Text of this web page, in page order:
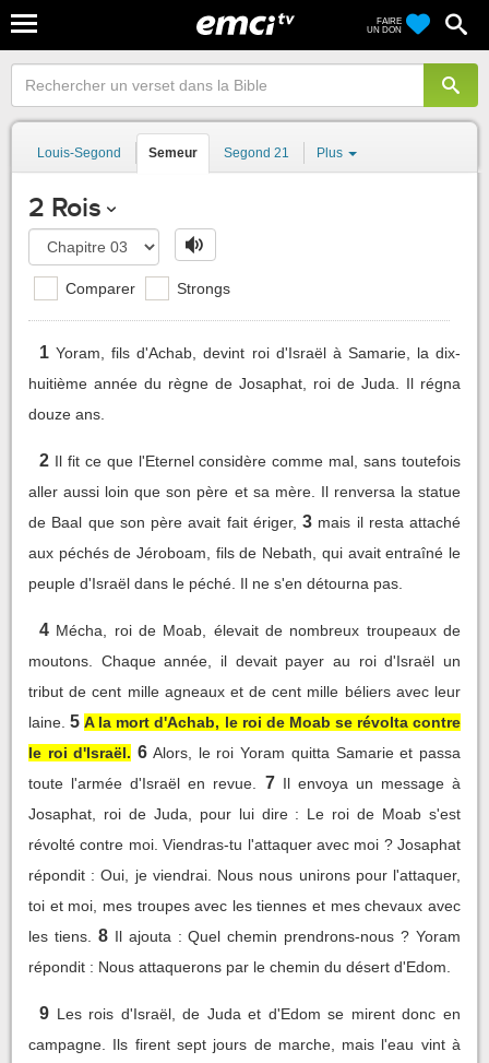
FAIRE
UN DON
Louis-Segond Semeur Segond 21 Plus
2 Rois
Comparer Strongs
1 Yoram, fils d'Achab, devint roi d'Israël à Samarie, la dix-
huitième année du règne de Josaphat, roi de Juda. Il régna
douze ans.
2 Il fit ce que l'Eternel considère comme mal, sans toutefois
aller aussi loin que son père et sa mère. Il renversa la statue
de Baal que son père avait fait ériger, 3 mais il resta attaché
aux péchés de Jéroboam, fils de Nebath, qui avait entraîné le
peuple d'Israël dans le péché. Il ne s'en détourna pas.
4 Mécha, roi de Moab, élevait de nombreux troupeaux de
moutons. Chaque année, il devait payer au roi d'Israël un
tribut de cent mille agneaux et de cent mille béliers avec leur
laine. 5 A la mort d'Achab, le roi de Moab se révolta contre
le roi d'Israël. 6 Alors, le roi Yoram quitta Samarie et passa
toute l'armée d'Israël en revue.
7 Il envoya un message à
Josaphat, roi de Juda, pour lui dire : Le roi de Moab s'est
révolté contre moi. Viendras-tu l'attaquer avec moi ? Josaphat
répondit : Oui, je viendrai. Nous nous unirons pour l'attaquer,
toi et moi, mes troupes avec les tiennes et mes chevaux avec
les tiens.
8 Il ajouta : Quel chemin prendrons-nous ? Yoram
répondit : Nous attaquerons par le chemin du désert d'Edom.
9 Les rois d'Israël, de Juda et d'Edom se mirent donc en
campagne. Ils firent sept jours de marche, mais l'eau vint à